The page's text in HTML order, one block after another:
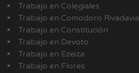
Trabajo en Colegiales
Trabajo en Comodoro Rivadavia
Trabajo en Constitución
Trabajo en Devoto
Trabajo en Ezeiza
Trabajo en Flores